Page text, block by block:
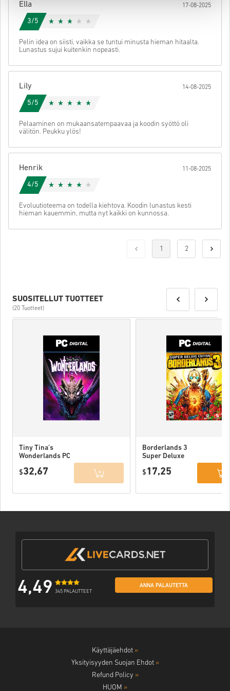
käyttöön.
Ella 17-08-2025
3/5
Pelin idea on siisti, vaikka se tuntui minusta hieman hitaalta.
Lunastus sujui kuitenkin nopeasti.
Lily 14-08-2025
5/5
Pelaaminen on mukaansatempaavaa ja koodin syöttö oli
välitön. Peukku ylös!
Henrik 11-08-2025
4/5
Evoluutioteema on todella kiehtova. Koodin lunastus kesti
hieman kauemmin, mutta nyt kaikki on kunnossa.
1 2
SUOSITELLUT TUOTTEET
(20 Tuotteet)
Tiny Tina's
Wonderlands PC
$32,67
Borderlands 3
Super Deluxe
Games) EU
$ 17,25
4,49 345 PALAUTTEET
ANNA PALAUTETTA
Käyttäjäehdot »
Yksityisyyden Suojan Ehdot »
Refund Policy »
HUOM »